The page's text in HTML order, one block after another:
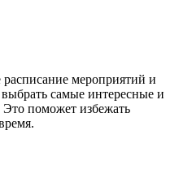
мероприятий и
самые интересные и
поможет избежать